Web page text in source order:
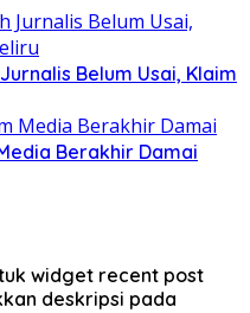
Belum Usai, Klaim
Berakhir Damai
widget recent post
deskripsi pada